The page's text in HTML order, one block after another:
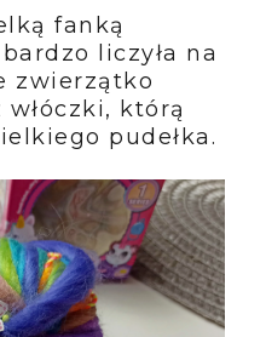
fanką
liczyła na
zwierzątko
którą
pudełka.